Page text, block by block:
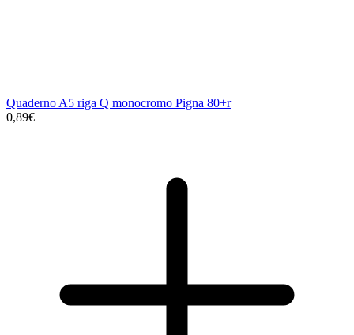
Quaderno A5 riga Q monocromo Pigna 80+r
0,89€